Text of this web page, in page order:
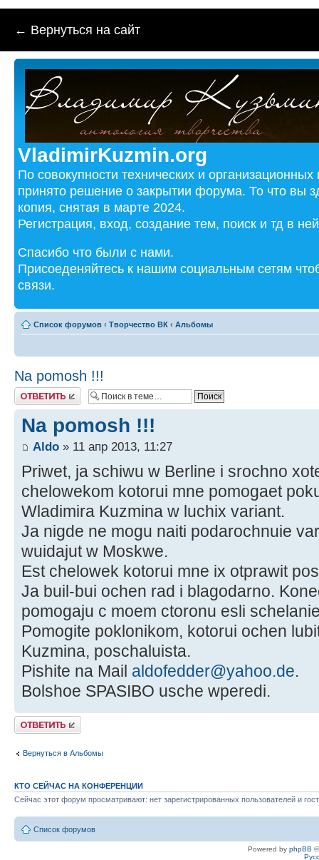
← Вернуться на сайт
VladimirKuzmin.org
По совокупности технических и
принято решение о закрытии форума. То что вы
копия, снятая в марте 2024.
Регистрация, вход, создание тем, поиск и тд в
Спасибо что были с нами.
Присоеденяйтесь к нашим социальным сетям
связи.
Список форумов ‹ Творчество ВК ‹ Альбомы
Na pomosh !!!
Ответить
Na pomosh !!!
Aldo » 11 апр 2013, 11:27
Priwet, ja schiwu w Berline i srochno
chelowekom kotorui mne pomogaet
Wladimira Kuzmina w luchix variant.
Ja nigde ne mogu naiti podarochnuie
wuidajut w Moskwe.
Est chelowek kotorui mne ix otprawit
Ja buil-bui ochen rad i blagodarno.
pomogaju c moem ctoronu esli
Pomogite poklonikom, kotorui ochen
Kuzmina, poschaluista.
Pishite na Mail aldofedder@yahoo.de.
Bolshoe SPASIBO usche wperedi.
Ответить
Вернуться в Альбомы
КТО СЕЙЧАС НА КОНФЕРЕНЦИИ
Сейчас этот форум просматривают: нет зарегистрированных пользователей и
Список форумов
Powered by phpBB